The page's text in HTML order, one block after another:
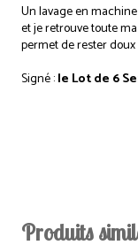
Un lavage en
et je retrouve toute
permet de rester
Signé :le Lot de 6
Produits